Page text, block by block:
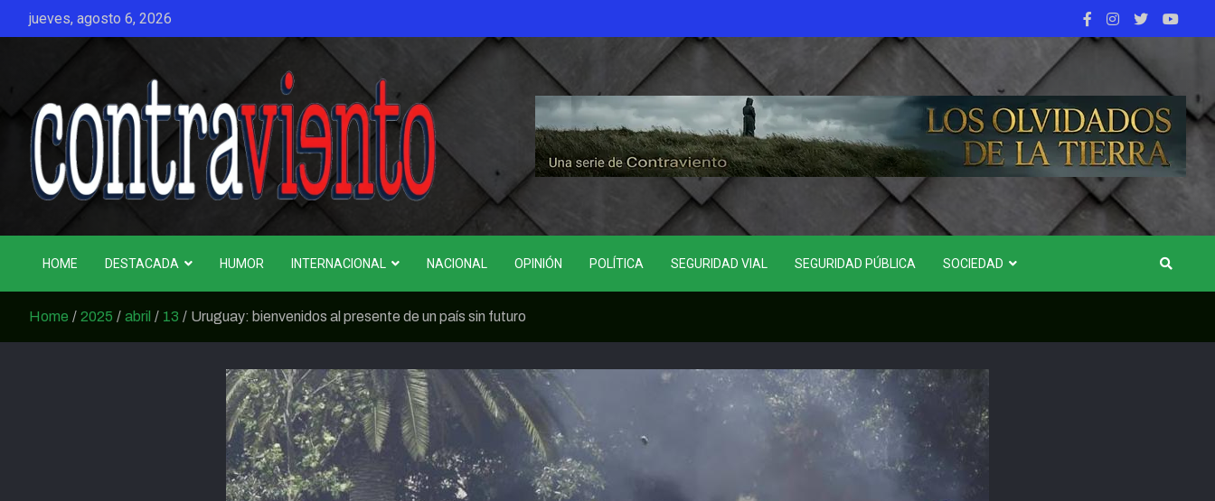
jueves, agosto 6, 2026
CONTRAVIENTO
HOME DESTACADA HUMOR INTERNACIONAL NACIONAL OPINIÓN POLÍTICA SEGURIDAD VIAL SEGURIDAD PÚBLICA SOCIEDAD
Home 2025 abril 13 Uruguay: bienvenidos al presente de un país sin futuro